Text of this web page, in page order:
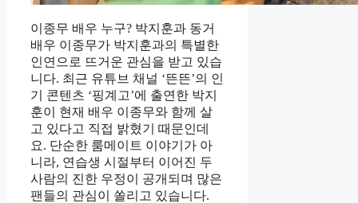
이종무 배우 누구? 박지훈과 동거
배우 이종무가 박지훈과의 특별한
인연으로 뜨거운 관심을 받고 있습
니다. 최근 유튜브 채널 ‘뜬뜬’의 인
기 콘텐츠 ‘핑계고’에 출연한 박지
훈이 현재 배우 이종무와 함께 살
고 있다고 직접 밝혔기 때문인데
요. 단순한 룸메이트 이야기가 아
니라, 연습생 시절부터 이어진 두
사람의 진한 우정이 공개되며 많은
팬들의 관심이 쏠리고 있습니다.